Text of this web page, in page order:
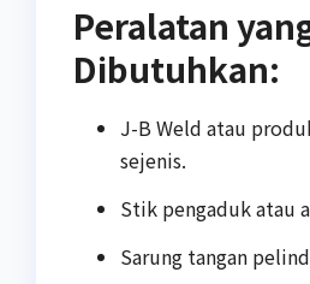
Peralatan
Dibutuhkan:
J-B Weld atau
sejenis.
Stik pengaduk atau
Sarung tangan